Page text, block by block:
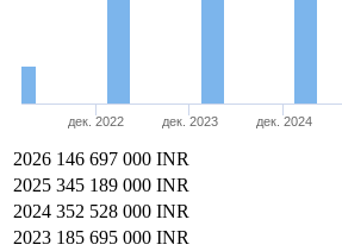
дек. 2022 дек. 2023 дек. 2024
2026 146 697 000 INR
2025 345 189 000 INR
2024 352 528 000 INR
2023 185 695 000 INR